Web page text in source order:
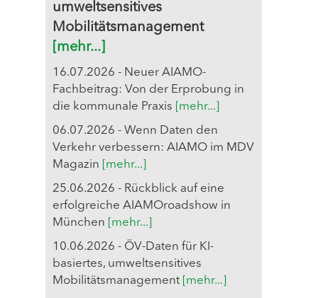
umweltsensitives
Mobilitätsmanagement
[mehr...]
16.07.2026 - Neuer AIAMO-
Fachbeitrag: Von der Erprobung in
die kommunale Praxis
[mehr...]
06.07.2026 - Wenn Daten den
Verkehr verbessern: AIAMO im MDV
Magazin
[mehr...]
25.06.2026 - Rückblick auf eine
erfolgreiche AIAMOroadshow in
München
[mehr...]
10.06.2026 - ÖV-Daten für KI-
basiertes, umweltsensitives
Mobilitätsmanagement [mehr...]